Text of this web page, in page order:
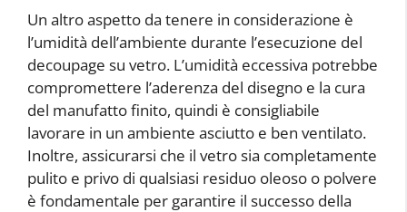
Un altro aspetto da tenere in considerazione è
l’umidità dell’ambiente durante l’esecuzione del
decoupage su vetro. L’umidità eccessiva potrebbe
compromettere l’aderenza del disegno e la cura
del manufatto finito, quindi è consigliabile
lavorare in un ambiente asciutto e ben ventilato.
Inoltre, assicurarsi che il vetro sia completamente
pulito e privo di qualsiasi residuo oleoso o polvere
è fondamentale per garantire il successo della